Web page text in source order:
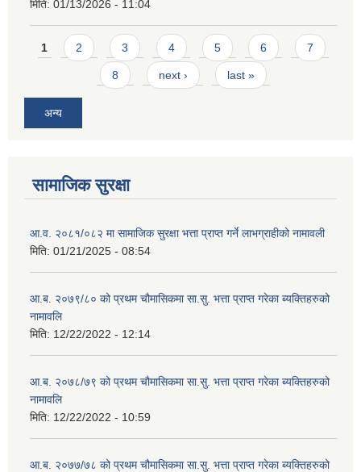
मिति: 01/13/2026 - 11:04
Pages
1 2 3 4 5 6 7
8 next › last »
अन्य
सामाजिक सुरक्षा
आ.व. २०८१/०८२ मा सामाजिक सुरक्षा भत्ता प्राप्त गर्ने लाभग्राहीको नामावली
मिति: 01/21/2025 - 08:54
आ.ब. २०७९/८० को प्रथम चौमासिकमा सा.सु. भत्ता प्राप्त गरेका ब्यक्तिहरुको
नामावलि
मिति: 12/22/2022 - 12:14
आ.ब. २०७८/७९ को प्रथम चौमासिकमा सा.सु. भत्ता प्राप्त गरेका ब्यक्तिहरुको
नामावलि
मिति: 12/22/2022 - 10:59
आ.ब. २०७७/७८ को प्रथम चौमासिकमा सा.सु. भत्ता प्राप्त गरेका ब्यक्तिहरुको